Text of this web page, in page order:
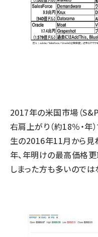
2017年の米国市場（
右肩上がり（約18％・年
生の2016年11月から見
年、年明けの最高価格
しまった方も多いのでは